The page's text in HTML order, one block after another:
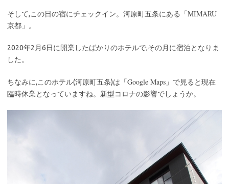
そして,この日の宿にチェックイン。河原町五条にある「MIMARU
京都」。
2020年2月6日に開業したばかりのホテルで,その月に宿泊となりま
した。
ちなみに,このホテル(河原町五条)は「Google Maps 」で見ると現在
臨時休業となっていますね。新型コロナの影響でしょうか。